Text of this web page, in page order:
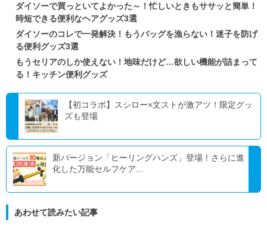
ダイソーで買っといてよかった～！忙しいときもササッと簡単！
時短できる便利なヘアグッズ3選
ダイソーのコレで一発解決！もうバッグを漁らない！迷子を防げ
る便利グッズ3選
もうセリアのしか使えない！地味だけど…欲しい機能が詰まって
る！キッチン便利グッズ
【初コラボ】スシロー×文ストが激アツ！限定グッ
ズも登場
新バージョン「ヒーリングハンズ」登場！さらに進
化した万能セルフケア...
あわせて読みたい記事